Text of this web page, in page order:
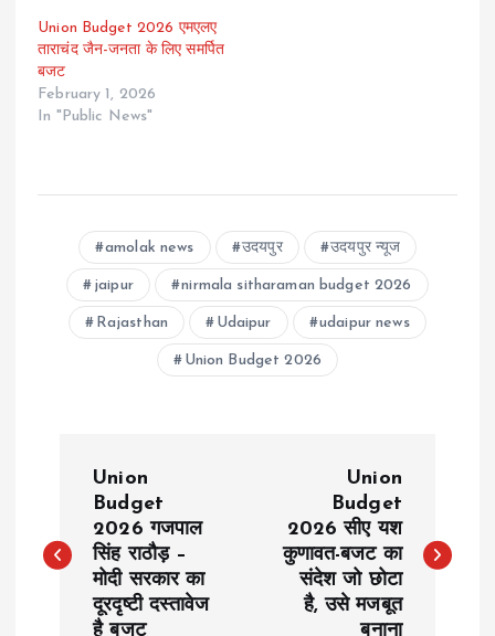
Union Budget 2026 एमएलए
ताराचंद जैन-जनता के लिए समर्पित
बजट
February 1, 2026
In "Public News"
amolak news उदयपुर उदयपुर न्यूज
jaipur nirmala sitharaman budget 2026
Rajasthan Udaipur udaipur news
Union Budget 2026
s
Union
Budget
2026 गजपाल
सिंह राठौड़ –
मोदी सरकार का
दूरदृष्टी दस्तावेज
है बजट
Union
Budget
2026 सीए यश
कुणावत-बजट का
संदेश जो छोटा
है, उसे मजबूत
बनाना